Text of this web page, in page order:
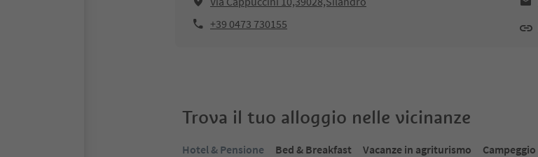
+39 0473 730155
Trova il tuo alloggio nelle vicinanze
Hotel & Pensione Bed & Breakfast Vacanze in agriturismo Campeggio